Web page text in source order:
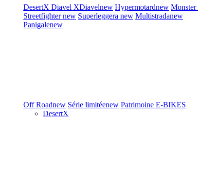
DesertX Diavel XDiavelnew Hypermotardnew Monster
Streetfighternew Superleggera new Multistradanew
Panigalenew
Off Roadnew Série limitéenew Patrimoine E-BIKES
DesertX